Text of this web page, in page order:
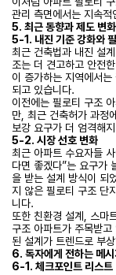
관리 측면에서는 지속
5. 최근 동향과 제도 변화
5-1. 내진 기준 강화와
최근 건축법과 내진 설
조는 더 견고하고 안전
이 증가하는 지역에서
되고 있습니다.
이전에는 필로티 구조
만, 최근 건축허가 과정
보강 요구가 더 엄격해
5-2. 시장 선호 변화
최근 아파트 수요자들
다면 좋겠다”는 요구가
을 받는 설계 방식이 되
지 않은 필로티 구조 단
니다.
또한 친환경 설계, 스마
구조 아파트가 주목받
된 설계가 트렌드로 부
6. 독자에게 전하는 메
6-1. 체크포인트 리스트